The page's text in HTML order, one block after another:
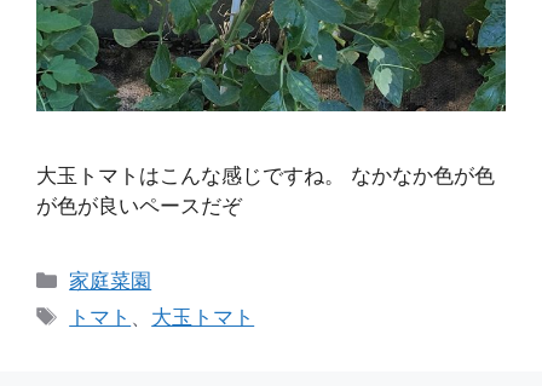
大玉トマトはこんな感じですね。 なかなか色が色
が色が良いペースだぞ
カ
テ
家庭菜園
タ
トマト 、 大玉トマト